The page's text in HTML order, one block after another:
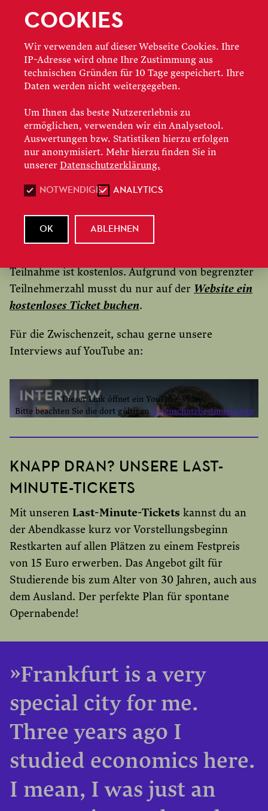
Universität (Fachbereiche Musikwissenschaft,
weiterer Partnerinstitutionen erhalten bei uns
Karten für nur 8 Euro– je nach Verfügbarkeit.
»SNEAK IN« – SEID GANZ NAH
DRAN
Hereinspaziert oder auchSneak in!
dich ausgewählte Schlussproben und bieten
Teilnahme ist kostenlos. Aufgrund von begrenzter
Teilnehmerzahl musst du nur auf der Website ein
kostenloses Ticket buchen.
Für die Zwischenzeit, schau gerne unsere
Interviews auf YouTube an:
Dieser Link öffnet ein YouTube-Video.
Bitte beachten Sie die dort gültigen Datenschutzbestimmungen
YOUTUBE EINMAL AKTIVIEREN
KNAPP DRAN? UNSERE LAST-
MINUTE-TICKETS
Mit unseren Last-Minute-Tickets kannst du an
der Abendkasse kurz vor Vorstellungsbeginn
Restkarten auf allen Plätzen zu einem Festpreis
von 15 Euro erwerben. Das Angebot gilt für
Studierende bis zum Alter von 30 Jahren, auch aus
dem Ausland. Der perfekte Plan für spontane
Opernabende!
»Frankfurt is a very
special city for me.
Three years ago I
studied economics here.
I mean, I was just an
COOKIES
Wir verwenden auf dieser Webseite Cookies. Ihre
IP-Adresse wird ohne Ihre Zustimmung aus
technischen Gründen für 10 Tage gespeichert. Ihre
Daten werden nicht weitergegeben.
Um Ihnen das beste Nutzererlebnis zu
ermöglichen, verwenden wir ein Analysetool.
Auswertungen bzw. Statistiken hierzu erfolgen
nur anonymisiert. Mehr hierzu finden Sie in
unserer Datenschutzerklärung.
NOTWENDIGE ANALYTICS
OK ABLEHNEN